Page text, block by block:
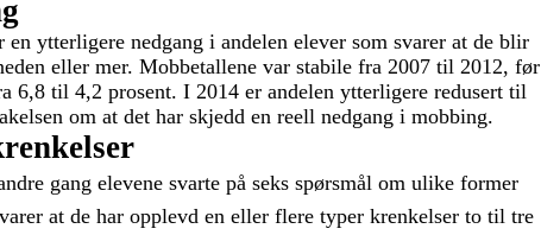
en ytterligere nedgang i andelen elever som svarer at de blir
eller mer. Mobbetallene var stabile fra 2007 til 2012, før
6,8 til 4,2 prosent. I 2014 er andelen ytterligere redusert til
om at det har skjedd en reell nedgang i mobbing.
gang elevene svarte på seks spørsmål om ulike former
at de har opplevd en eller flere typer krenkelser to til tre